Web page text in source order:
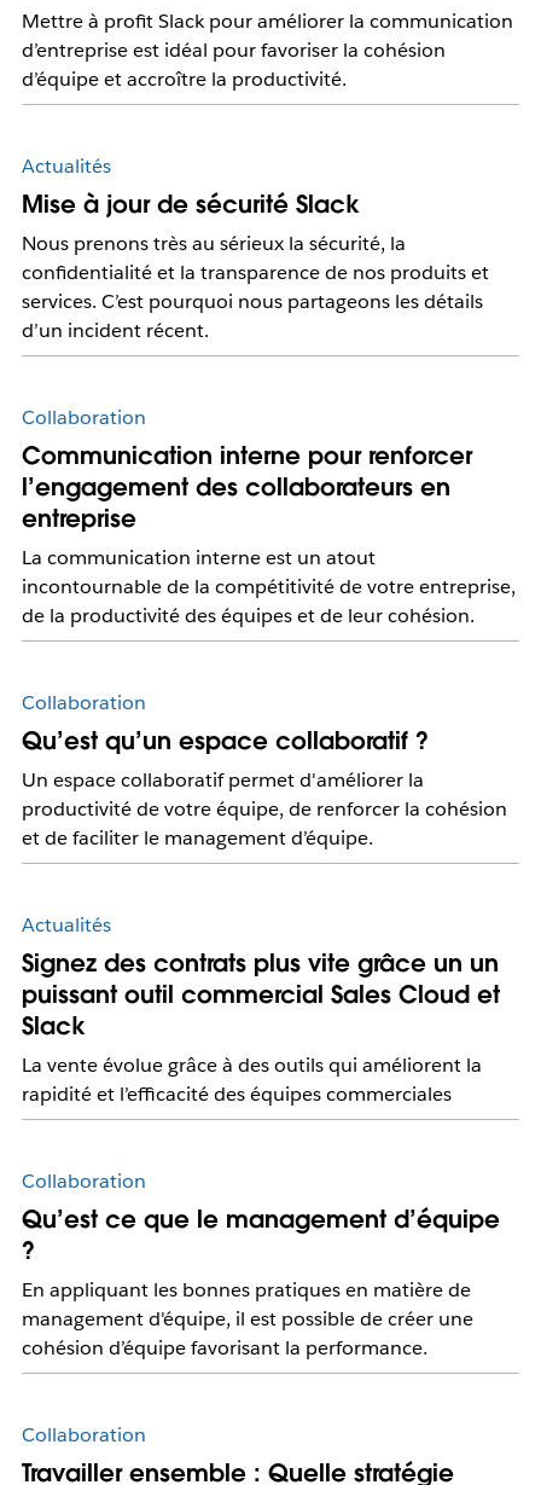
Mettre à profit Slack pour améliorer la communication
d’entreprise est idéal pour favoriser la cohésion
d’équipe et accroître la productivité.
Actualités
Mise à jour de sécurité Slack
Nous prenons très au sérieux la sécurité, la
confidentialité et la transparence de nos produits et
services. C’est pourquoi nous partageons les détails
d’un incident récent.
Collaboration
Communication interne pour renforcer
l’engagement des collaborateurs en
entreprise
La communication interne est un atout
incontournable de la compétitivité de votre entreprise,
de la productivité des équipes et de leur cohésion.
Collaboration
Qu’est qu’un espace collaboratif ?
​​Un espace collaboratif permet d'améliorer la
productivité de votre équipe, de renforcer la cohésion
et de faciliter le management d’équipe.
Actualités
Signez des contrats plus vite grâce un un
puissant outil commercial Sales Cloud et
Slack
La vente évolue grâce à des outils qui améliorent la
rapidité et l’efficacité des équipes commerciales
Collaboration
Qu’est ce que le management d’équipe
?
En appliquant les bonnes pratiques en matière de
management d'équipe, il est possible de créer une
cohésion d’équipe favorisant la performance.
Collaboration
Travailler ensemble : Quelle stratégie